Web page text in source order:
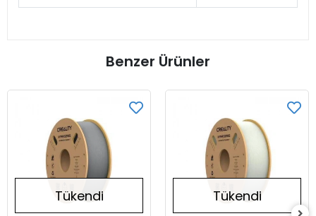
Benzer Ürünler
Tükendi Tükendi